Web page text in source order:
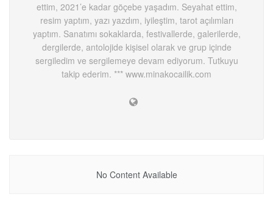
ettim, 2021’e kadar göçebe yaşadım. Seyahat ettim,
resim yaptım, yazı yazdım, iyileştim, tarot açılımları
yaptım. Sanatımı sokaklarda, festivallerde, galerilerde,
dergilerde, antolojide kişisel olarak ve grup içinde
sergiledim ve sergilemeye devam ediyorum. Tutkuyu
takip ederim. *** www.minakocailik.com
No Content Available